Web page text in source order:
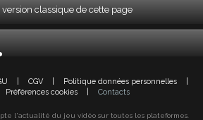
classique de cette page
CGV Politique données personnelles
Préférences cookies Contacts
l'actualité du jeu vidéo sur toutes les plateformes.